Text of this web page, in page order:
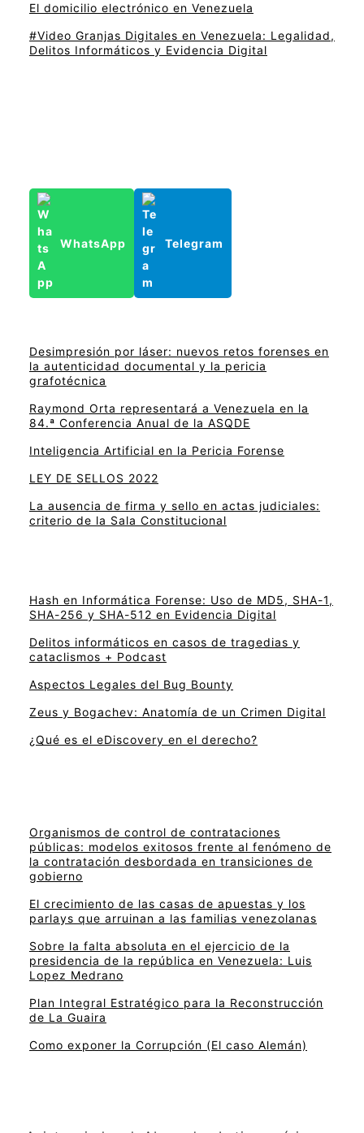
El domicilio electrónico en Venezuela
#Video Granjas Digitales en Venezuela: Legalidad,
Delitos Informáticos y Evidencia Digital
WhatsApp Telegram
Desimpresión por láser: nuevos retos forenses en
la autenticidad documental y la pericia
grafotécnica
Raymond Orta representará a Venezuela en la
84.ª Conferencia Anual de la ASQDE
Inteligencia Artificial en la Pericia Forense
LEY DE SELLOS 2022
La ausencia de firma y sello en actas judiciales:
criterio de la Sala Constitucional
Hash en Informática Forense: Uso de MD5, SHA-1,
SHA-256 y SHA-512 en Evidencia Digital
Delitos informáticos en casos de tragedias y
cataclismos + Podcast
Aspectos Legales del Bug Bounty
Zeus y Bogachev: Anatomía de un Crimen Digital
¿Qué es el eDiscovery en el derecho?
Organismos de control de contrataciones
públicas: modelos exitosos frente al fenómeno de
la contratación desbordada en transiciones de
gobierno
El crecimiento de las casas de apuestas y los
parlays que arruinan a las familias venezolanas
Sobre la falta absoluta en el ejercicio de la
presidencia de la república en Venezuela: Luis
Lopez Medrano
Plan Integral Estratégico para la Reconstrucción
de La Guaira
Como exponer la Corrupción (El caso Alemán)